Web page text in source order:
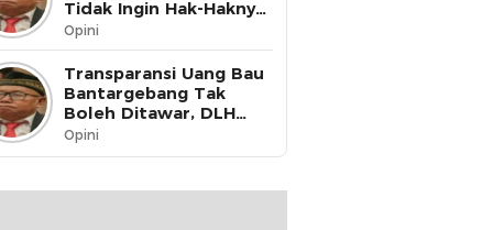
Tidak Ingin Hak-Haknya
Dinikmati oleh Pihak
Lain
Opini
Transparansi Uang Bau
Bantargebang Tak
Boleh Ditawar, DLH
Kota Bekasi Harus Buka
Data ke Publik
Opini